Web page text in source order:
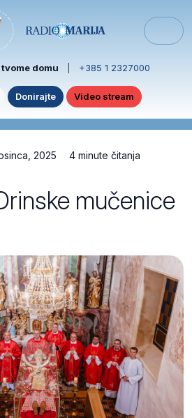
domu +385 1 2327000
Donirajte Video stream
2025 4 minute čitanja
mučenice